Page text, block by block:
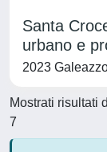
Santa
urbano e
2023
Mostrati risultati
7